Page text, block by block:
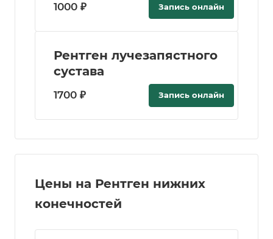
1000 ₽ Запись онлайн
Рентген лучезапястного
сустава
1700 ₽ Запись онлайн
Цены на Рентген нижних
конечностей